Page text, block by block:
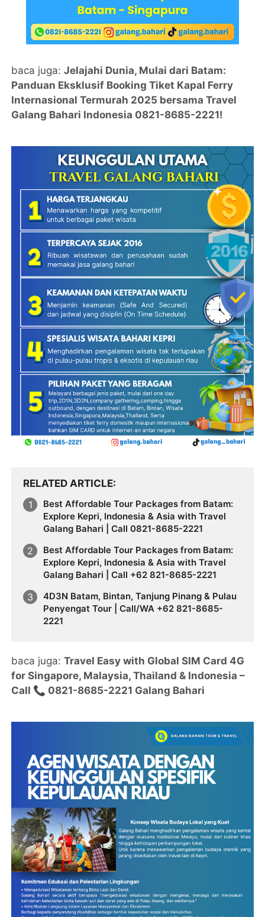
baca juga:Jelajahi Dunia, Mulai dari Batam:
Panduan Eksklusif Booking Tiket Kapal Ferry
Internasional Termurah 2025 bersama Travel
Galang Bahari Indonesia 0821-8685-2221!
RELATED ARTICLE
Best Affordable Tour Packages from Batam:
Explore Kepri, Indonesia & Asia with Travel
Galang Bahari | Call 0821-8685-2221
Best Affordable Tour Packages from Batam:
Explore Kepri, Indonesia & Asia with Travel
Galang Bahari | Call +62 821-8685-2221
4D3N Batam, Bintan, Tanjung Pinang & Pulau
Penyengat Tour | Call/WA +62 821-8685-
2221
baca juga:Travel Easy with Global SIM Card 4G
for Singapore, Malaysia, Thailand & Indonesia –
Call 📞 0821-8685-2221 Galang Bahari